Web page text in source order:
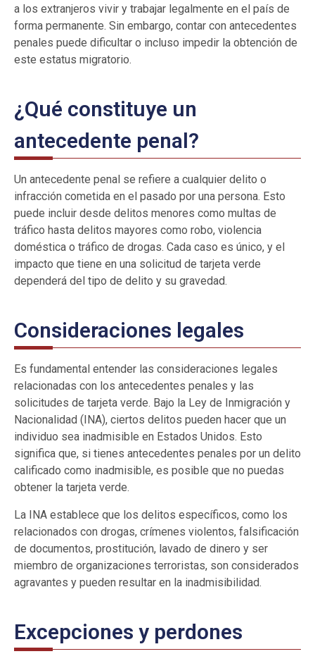
a los extranjeros vivir y trabajar legalmente en el país de
forma permanente. Sin embargo, contar con antecedentes
penales puede dificultar o incluso impedir la obtención de
este estatus migratorio.
¿Qué constituye un
antecedente penal?
Un antecedente penal se refiere a cualquier delito o
infracción cometida en el pasado por una persona. Esto
puede incluir desde delitos menores como multas de
tráfico hasta delitos mayores como robo, violencia
doméstica o tráfico de drogas. Cada caso es único, y el
impacto que tiene en una solicitud de tarjeta verde
dependerá del tipo de delito y su gravedad.
Consideraciones legales
Es fundamental entender las consideraciones legales
relacionadas con los antecedentes penales y las
solicitudes de tarjeta verde. Bajo la Ley de Inmigración y
Nacionalidad (INA), ciertos delitos pueden hacer que un
individuo sea inadmisible en Estados Unidos. Esto
significa que, si tienes antecedentes penales por un delito
calificado como inadmisible, es posible que no puedas
obtener la tarjeta verde.
La INA establece que los delitos específicos, como los
relacionados con drogas, crímenes violentos, falsificación
de documentos, prostitución, lavado de dinero y ser
miembro de organizaciones terroristas, son considerados
agravantes y pueden resultar en la inadmisibilidad.
Excepciones y perdones